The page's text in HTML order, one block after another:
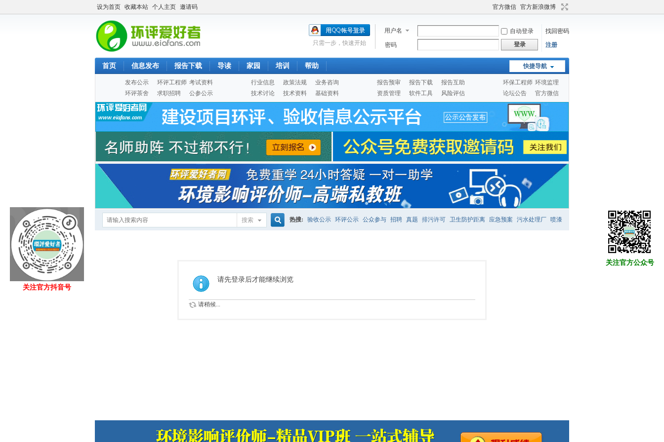
设为首页 收藏本站 个人主页 邀请码 官方微信 官方新浪微博
用户名 自动登录
找回密码
密码
登录 注册
只需一步，快速开始
快捷导航
首页 信息发布 报告下载 导读 家园 培训 帮助
发布公示 环评工程师 考试资料
环评茶舍
求职招聘 公参公示
行业信息 政策法规
业务咨询
技术讨论
技术资料 基础资料
报告预审 报告下载
报告互助
资质管理
软件工具 风险评估
环保工程师 环境监理
论坛公告
官方微信
搜索
索
热搜: 验收公示 环评公示 公众参与 招聘 真题 排污许可 卫生防护距离 应急预案 污水处理厂 喷漆
请先登录后才能继续浏览
请稍候...
关注官方公众号
关注官方抖音号